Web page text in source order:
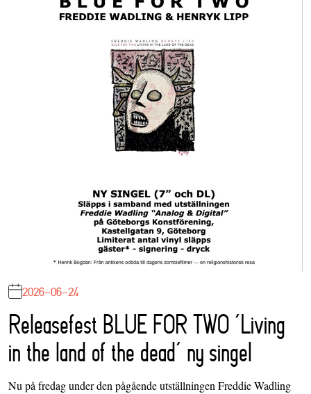
2026-06-24
Releasefest BLUE FOR TWO ‘Living
in the land of the dead’ ny singel
Nu på fredag under den pågående utställningen Freddie Wadling